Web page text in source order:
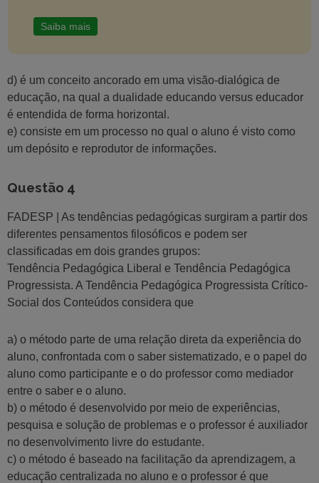
Saiba mais
d) é um conceito ancorado em uma visão-dialógica de
educação, na qual a dualidade educando versus educador
é entendida de forma horizontal.
e) consiste em um processo no qual o aluno é visto como
um depósito e reprodutor de informações.
Questão 4
FADESP | As tendências pedagógicas surgiram a partir dos
diferentes pensamentos filosóficos e podem ser
classificadas em dois grandes grupos:
Tendência Pedagógica Liberal e Tendência Pedagógica
Progressista. A Tendência Pedagógica Progressista Crítico-
Social dos Conteúdos considera que
a) o método parte de uma relação direta da experiência do
aluno, confrontada com o saber sistematizado, e o papel do
aluno como participante e o do professor como mediador
entre o saber e o aluno.
b) o método é desenvolvido por meio de experiências,
pesquisa e solução de problemas e o professor é auxiliador
no desenvolvimento livre do estudante.
c) o método é baseado na facilitação da aprendizagem, a
educação centralizada no aluno e o professor é que